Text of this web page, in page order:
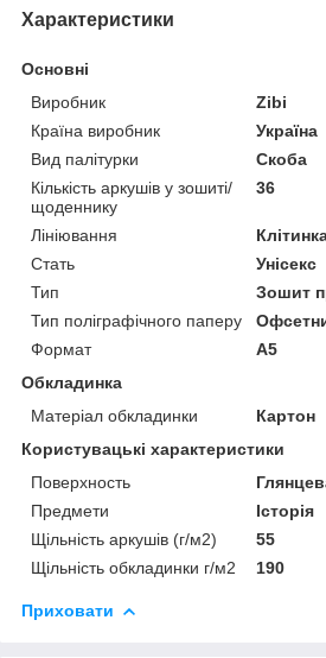
Характеристики
Основні
Виробник
Zibi
Країна виробник
Україна
Вид палітурки
Скоба
Кількість аркушів у зошиті/
щоденнику
36
Лініювання
Стать
Унісекс
Тип
Зошит
Тип поліграфічного паперу
Формат
A5
Обкладинка
Матеріал обкладинки
Картон
Користувацькі характеристики
Поверхность
Предмети
Історія
Щільність аркушів (г/м2)
55
Щільність обкладинки г/м2
190
Приховати